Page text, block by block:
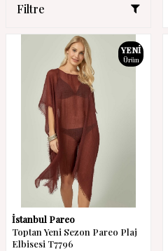
Filtre
YENI
Ürün
İstanbul Pareo
Toptan Yeni Sezon Pareo Plaj
Elbisesi T7796